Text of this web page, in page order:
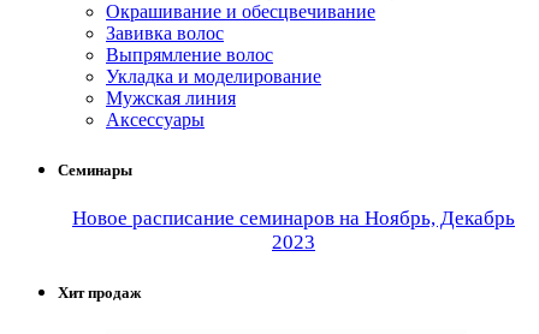
Окрашивание и обесцвечивание
Завивка волос
Выпрямление волос
Укладка и моделирование
Мужская линия
Аксессуары
Семинары
Новое расписание семинаров на Ноябрь, Декабрь
2023
Хит продаж